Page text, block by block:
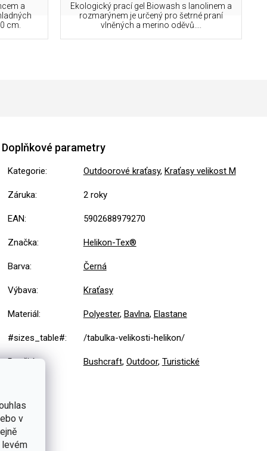
v
levém
a
cm.
Ekologický prací gel Biowash s lanolinem a
rozmarýnem je určený pro šetrné praní
vlněných a merino oděvů....
Doplňkové parametry
Kategorie: Outdoorové kraťasy, Kraťasy velikost M
Záruka: 2 roky
EAN: 5902688979270
Značka: Helikon-Tex®
Barva: Černá
Výbava: Kraťasy
Materiál: Polyester, Bavlna, Elastane
#sizes_table#: /tabulka-velikosti-helikon/
Použití: Bushcraft, Outdoor, Turistické